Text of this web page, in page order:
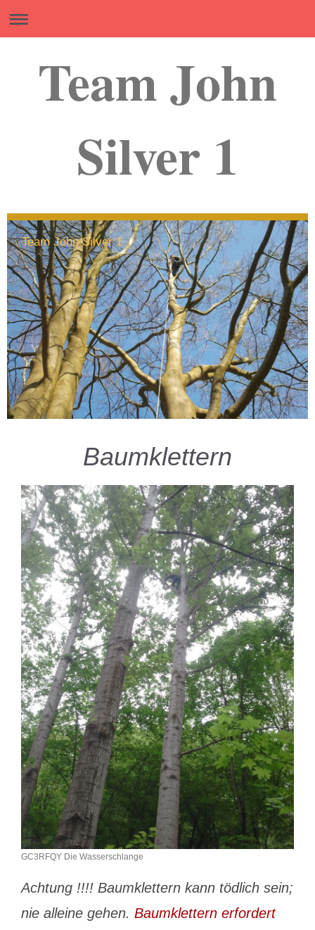
Team John
Silver 1
Team John Silver 1
Baumklettern
GC3RFQY Die Wasserschlange
Achtung !!!! Baumklettern kann tödlich sein;
nie alleine gehen. Baumklettern erfordert